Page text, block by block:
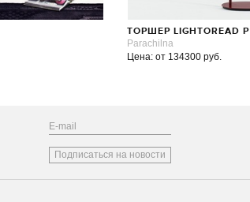
ТОРШЕР LIGHTOREAD P
Parachilna
Цена: от 134300 руб.
Подписаться на новости